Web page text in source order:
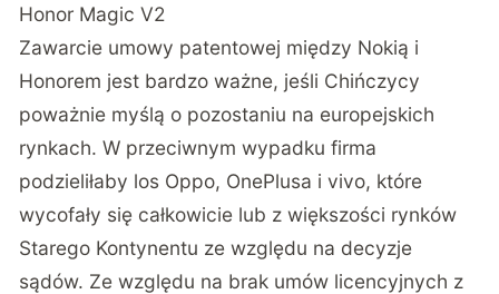
Honor Magic V2
Zawarcie umowy patentowej między Nokią i
Honorem jest bardzo ważne, jeśli Chińczycy
poważnie myślą o pozostaniu na europejskich
rynkach. W przeciwnym wypadku firma
podzieliłaby los Oppo, OnePlusa i vivo, które
wycofały się całkowicie lub z większości rynków
Starego Kontynentu ze względu na decyzje
sądów. Ze względu na brak umów licencyjnych z